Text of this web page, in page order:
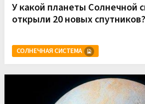
У какой планеты Солнечной
открыли 20 новых спутников?
СОЛНЕЧНАЯ СИСТЕМА